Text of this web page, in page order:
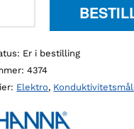
TDS
Er i bestilling
4374
Elektro,